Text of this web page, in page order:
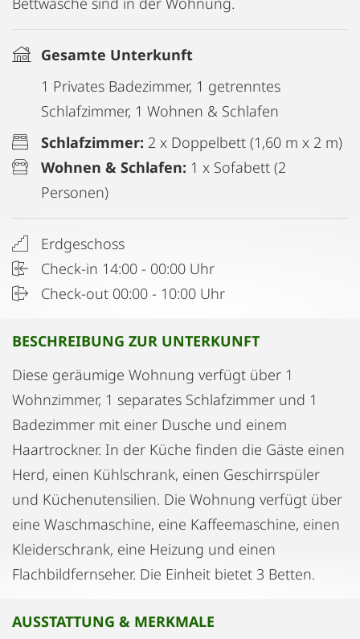
Gesamte Unterkunft
1 Privates Badezimmer, 1 getrenntes
Schlafzimmer, 1 Wohnen & Schlafen
Schlafzimmer: 2 x Doppelbett (1,60 m x 2 m)
Wohnen & Schlafen: 1 x Sofabett (2
Personen)
Erdgeschoss
Check-in 14:00 - 00:00 Uhr
Check-out 00:00 - 10:00 Uhr
BESCHREIBUNG ZUR UNTERKUNFT
Diese geräumige Wohnung verfügt über 1
Wohnzimmer, 1 separates Schlafzimmer und 1
Badezimmer mit einer Dusche und einem
Haartrockner. In der Küche finden die Gäste einen
Herd, einen Kühlschrank, einen Geschirrspüler
und Küchenutensilien. Die Wohnung verfügt über
eine Waschmaschine, eine Kaffeemaschine, einen
Kleiderschrank, eine Heizung und einen
Flachbildfernseher. Die Einheit bietet 3 Betten.
AUSSTATTUNG & MERKMALE